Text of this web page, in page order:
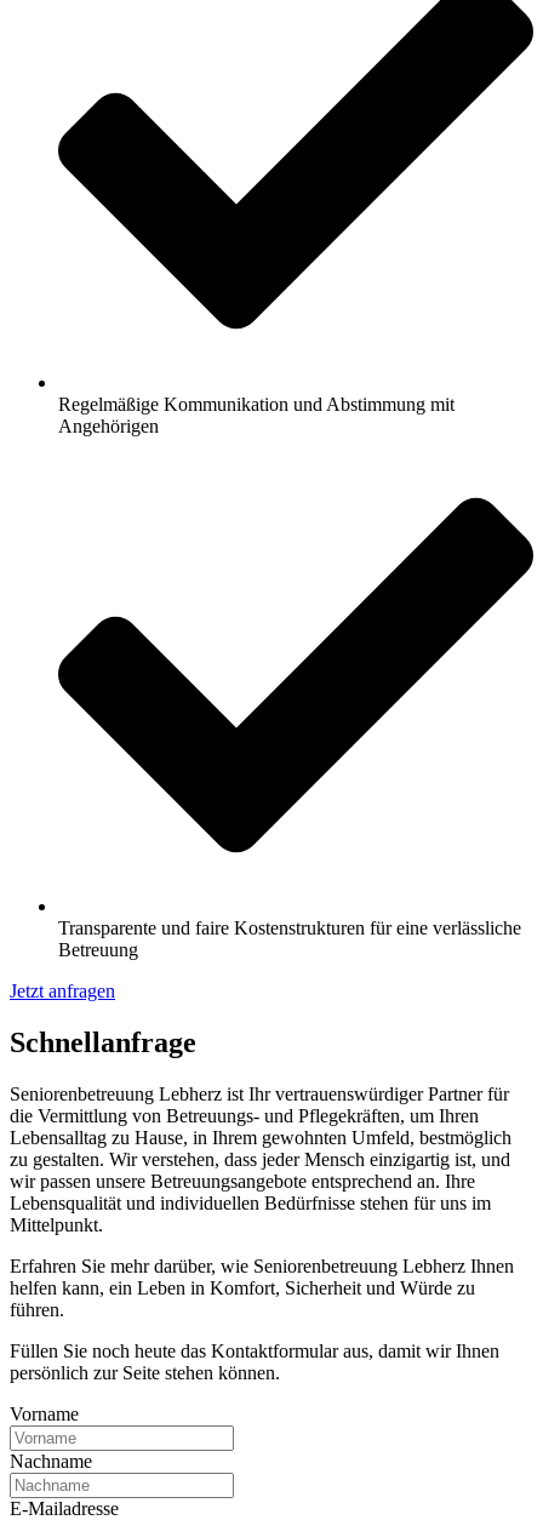
Regelmäßige Kommunikation und Abstimmung mit
Angehörigen
Transparente und faire Kostenstrukturen für eine verlässliche
Betreuung
Jetzt anfragen
Schnell­anfrage
Seniorenbetreuung Lebherz ist Ihr vertrauenswürdiger Partner für
die Vermittlung von Betreuungs- und Pflegekräften, um Ihren
Lebensalltag zu Hause, in Ihrem gewohnten Umfeld, bestmöglich
zu gestalten. Wir verstehen, dass jeder Mensch einzigartig ist, und
wir passen unsere Betreuungsangebote entsprechend an. Ihre
Lebensqualität und individuellen Bedürfnisse stehen für uns im
Mittelpunkt.
Erfahren Sie mehr darüber, wie Seniorenbetreuung Lebherz Ihnen
helfen kann, ein Leben in Komfort, Sicherheit und Würde zu
führen.
Füllen Sie noch heute das Kontaktformular aus, damit wir Ihnen
persönlich zur Seite stehen können.
Vorname
Nachname
E-Mailadresse